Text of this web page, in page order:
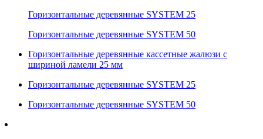
Горизонтальные деревянные SYSTEM 25
Горизонтальные деревянные SYSTEM 50
Горизонтальные деревянные кассетные жалюзи с
шириной ламели 25 мм
Горизонтальные деревянные SYSTEM 25
Горизонтальные деревянные SYSTEM 50